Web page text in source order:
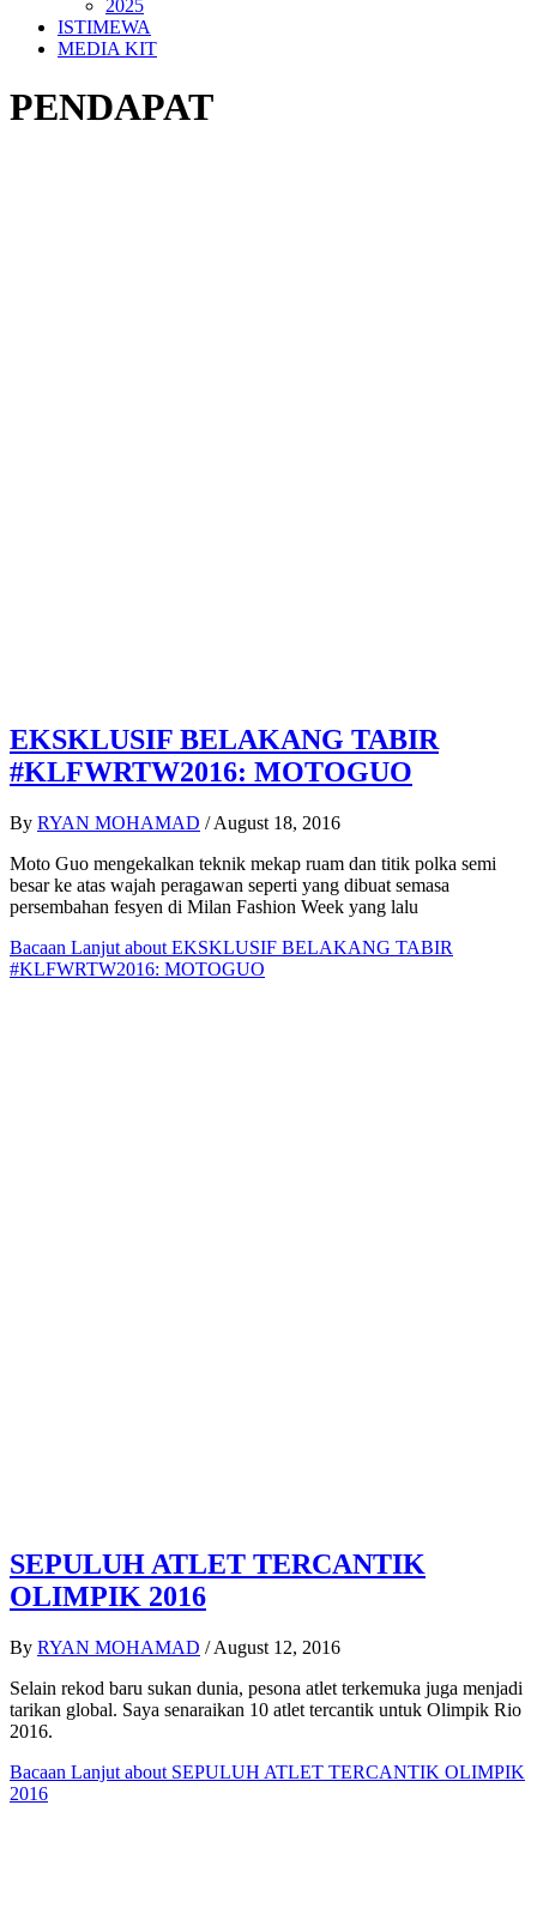
2025
ISTIMEWA
MEDIA KIT
PENDAPAT
EKSKLUSIF BELAKANG TABIR
#KLFWRTW2016: MOTOGUO
By RYAN MOHAMAD / August 18, 2016
Moto Guo mengekalkan teknik mekap ruam dan titik polka semi
besar ke atas wajah peragawan seperti yang dibuat semasa
persembahan fesyen di Milan Fashion Week yang lalu
Bacaan Lanjut about EKSKLUSIF BELAKANG TABIR
#KLFWRTW2016: MOTOGUO
SEPULUH ATLET TERCANTIK
OLIMPIK 2016
By RYAN MOHAMAD / August 12, 2016
Selain rekod baru sukan dunia, pesona atlet terkemuka juga menjadi
tarikan global. Saya senaraikan 10 atlet tercantik untuk Olimpik Rio
2016.
Bacaan Lanjut about SEPULUH ATLET TERCANTIK OLIMPIK
2016